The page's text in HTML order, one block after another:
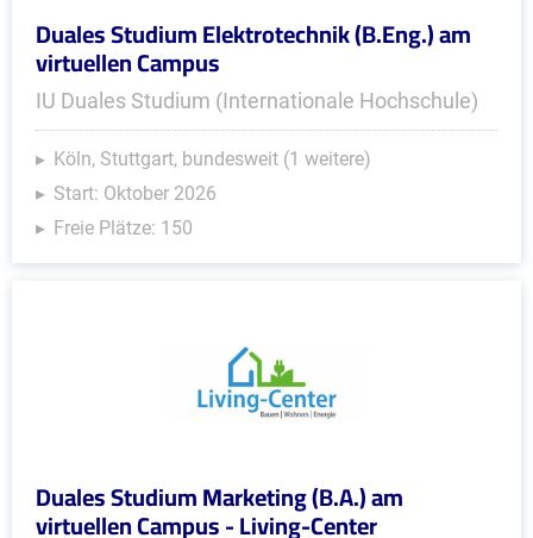
Duales Studium Elektrotechnik (B.Eng.) am
virtuellen Campus
IU Duales Studium (Internationale Hochschule)
Köln, Stuttgart, bundesweit (1 weitere)
Start: Oktober 2026
Freie Plätze: 150
Duales Studium Marketing (B.A.) am
virtuellen Campus - Living-Center